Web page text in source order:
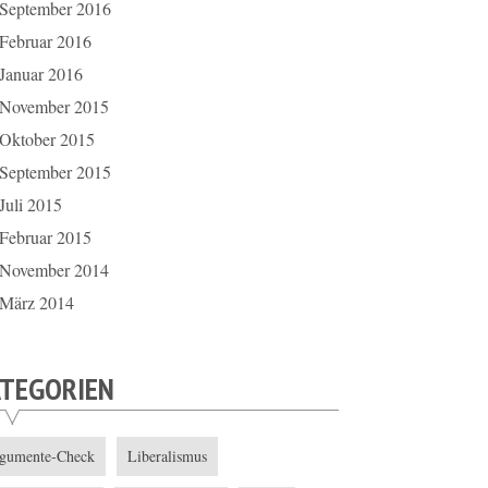
2016
2016
2016
2015
2015
2015
2015
2015
2014
2014
Check Liberalismus